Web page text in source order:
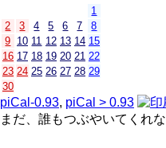
1
2
3 4 5 6 7
8
9 10 11 12 13 14 15
16 17 18 19 20 21 22
23 24 25 26 27 28 29
30
piCal-0.93, piCal > 0.93
まだ、誰もつぶやいてくれ